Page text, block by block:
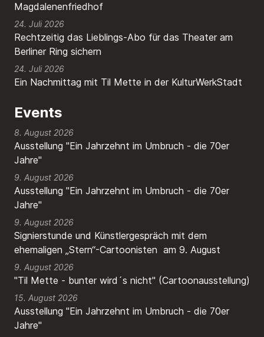
Magdalenenfriedhof
Rechtzeitig das Lieblings-Abo für das Theater am
Berliner Ring sichern
24. Juli 2026
Ein Nachmittag mit Til Mette in der KulturWerkStadt
24. Juli 2026
Events
8. August 2026
Ausstellung "Ein Jahrzehnt im Umbruch - die 70er
Jahre"
9. August 2026
Ausstellung "Ein Jahrzehnt im Umbruch - die 70er
Jahre"
9. August 2026
Signierstunde und Künstlergespräch mit dem
ehemaligen „Stern“-Cartoonisten am 9. August
9. August 2026
"Til Mette - bunter wird´s nicht" (Cartoonausstellung)
15. August 2026
Ausstellung "Ein Jahrzehnt im Umbruch - die 70er
Jahre"